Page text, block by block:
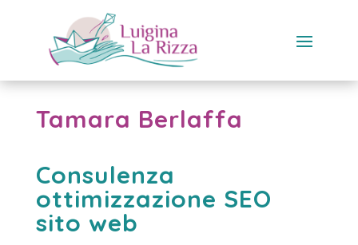
Tamara Berlaffa
Consulenza
ottimizzazione SEO
sito web